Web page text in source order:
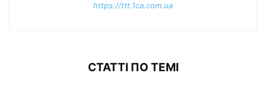
https://ttt.1ca.com.ua
СТАТТІ ПО ТЕМІ